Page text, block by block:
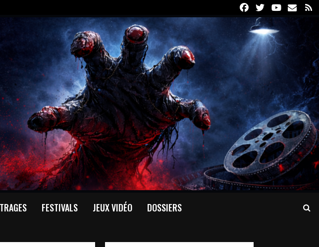
FacebookTwitterYoutube
Email
FESTIVALS JEUX VIDÉO DOSSIERS